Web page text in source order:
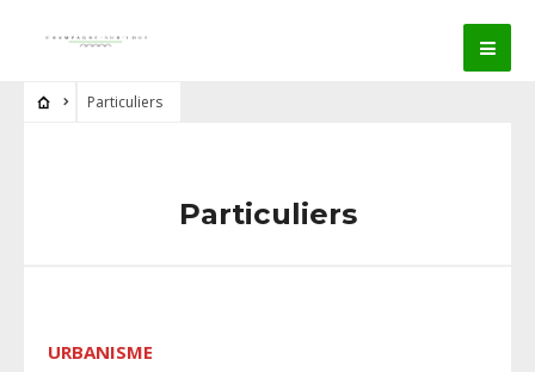
Particuliers
Particuliers
URBANISME